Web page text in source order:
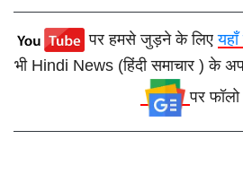
पर हमसे जुड़ने के लिए
भी Hindi News (हिंदी समाचार ) के
पर